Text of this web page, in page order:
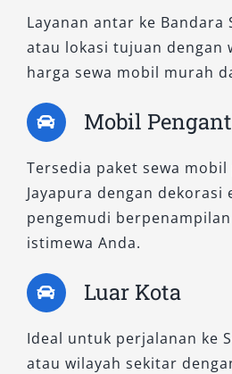
bakar. Mesin 1.300 cc-nya
untuk menaklukkan
tanpa boros bahan bakar.
pilihan populer untuk sewa
jam. Cocok untuk mobilitas
bandara, atau perjalanan
kenyamanan maksimal.
4. All New Avanza
Untuk Anda yang menyukai
balik kemudi, tipe manual
sensasi berkendara yang
1.300 cc yang responsif
Layanan antar ke Bandara
atau lokasi tujuan dengan
harga sewa mobil murah
Mobil
Tersedia paket sewa
Jayapura dengan dekorasi
pengemudi
istimewa Anda.
Luar Kota
Ideal untuk perjalanan ke
atau wilayah sekitar